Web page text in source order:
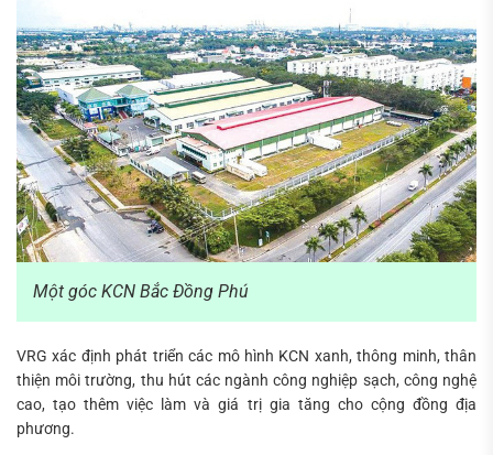
Một góc KCN Bắc Đồng Phú
VRG xác định phát triển các mô hình KCN xanh, thông minh, thân
thiện môi trường, thu hút các ngành công nghiệp sạch, công nghệ
cao, tạo thêm việc làm và giá trị gia tăng cho cộng đồng địa
phương.